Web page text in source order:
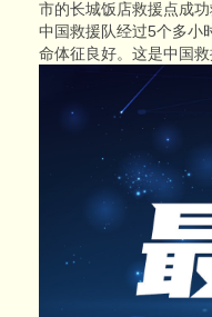
市的长城饭店救援点成功
中国救援队经过5个多小
命体征良好。这是中国